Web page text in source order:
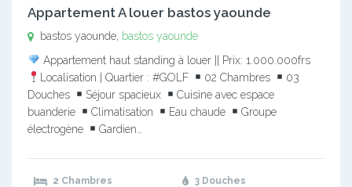
Appartement A louer bastos yaounde
bastos yaounde, bastos yaounde
Appartement haut standing à louer || Prix: 1.000.000frs
Localisation | Quartier : #GOLF
02 Chambres
03
Douches
Séjour spacieux
Cuisine avec espace
buanderie
Climatisation Eau chaude
Groupe
électrogène
Gardien…
2 Chambres 3 Douches